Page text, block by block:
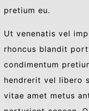
pretium eu.
Ut venenatis vel
rhoncus blandit
condimentum
hendrerit vel libero
vitae amet metus